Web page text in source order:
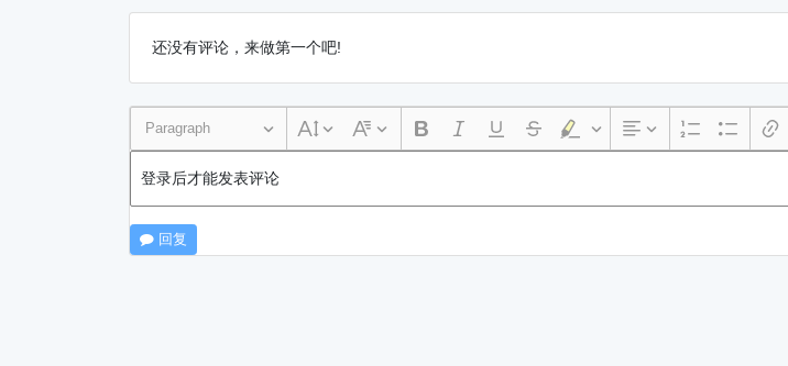
还没有评论，来做第一个吧!
Paragraph
登录后才能发表评论
回复